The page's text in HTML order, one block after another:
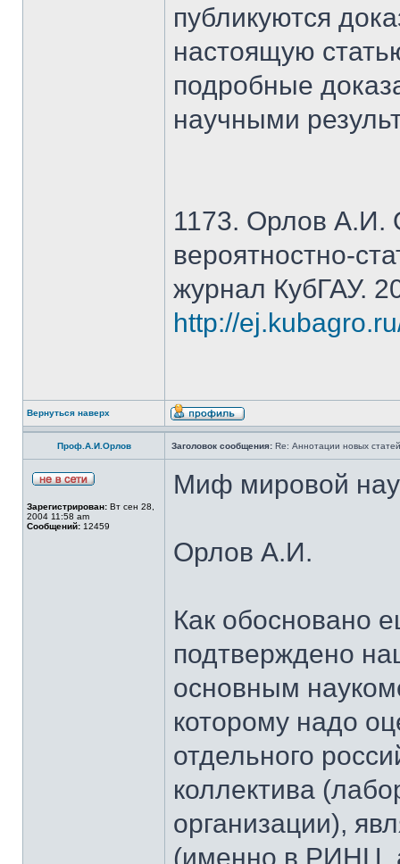
публикуются
настоящую
подробные
научными
1173. Орлов А.И.
вероятностно-
журнал КубГАУ.
http://
Вернуться наверх
Проф.А.И.Орлов Заголовок сообщения: Re: Аннотации новых
Зарегистрирован: Вт сен 28,
2004 11:58 am
Сообщений: 12459
Миф мировой
Орлов А.И.
Как обосновано
подтверждено
основным
которому надо
отдельного
коллектива
организации),
(именно в РИНЦ,